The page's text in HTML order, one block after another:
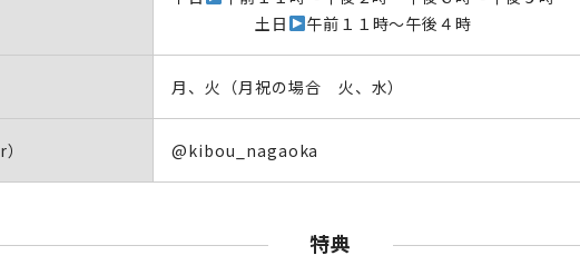
土日
午前１１時～午後４時
月、火（月祝の場合 火、水）
@kibou_nagaoka
特典